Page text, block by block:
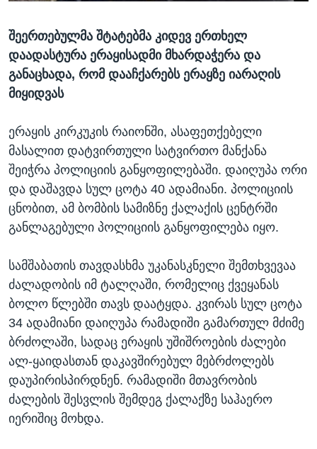
ᲯᲐᲜᲛᲠᲗᲔᲚᲝᲑᲐ
ᲛᲔᲪᲜᲘᲔᲠᲔᲑᲐ
ᲘᲜᲢᲔᲠᲕᲘᲣ
ᲒᲐᲚᲘᲚᲔᲝ
ᲓᲔᲖᲘᲜᲤᲝᲠᲛᲐᲪᲘᲐ
Learning English
ᲗᲕᲐᲚᲘ ᲒᲕᲐᲓᲔᲕᲜᲔᲗ
ენები
შეერთებულმა შტატებმა კიდევ ერთხელ
დაადასტურა ერაყისადმი მხარდაჭერა და
განაცხადა, რომ დააჩქარებს ერაყზე იარაღის
მიყიდვას
ერაყის კირკუკის რაიონში, ასაფეთქებელი
მასალით დატვირთული სატვირთო მანქანა
შეიჭრა პოლიციის განყოფილებაში. დაიღუპა ორი
და დაშავდა სულ ცოტა 40 ადამიანი. პოლიციის
ცნობით, ამ ბომბის სამიზნე ქალაქის ცენტრში
განლაგებული პოლიციის განყოფილება იყო.
სამშაბათის თავდასხმა უკანასკნელი შემთხვევაა
ძალადობის იმ ტალღაში, რომელიც ქვეყანას
ბოლო წლებში თავს დაატყდა. კვირას სულ ცოტა
34 ადამიანი დაიღუპა რამადიში გამართულ მძიმე
ბრძოლაში, სადაც ერაყის უშიშროების ძალები
ალ-ყაიდასთან დაკავშირებულ მებრძოლებს
დაუპირისპირდნენ. რამადიში მთავრობის
ძალების შესვლის შემდეგ ქალაქზე საჰაერო
იერიშიც მოხდა.